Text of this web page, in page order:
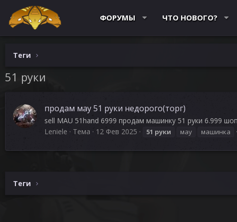
ФОРУМЫ ЧТО НОВОГО?
Теги
51 руки
продам мау 51 руки недорого(торг)
sell MAU 51hand 6999 продам машинку 51 руки 6.999
Leniele
Тема 12 Фев 2025 51 руки мау машинка
Теги